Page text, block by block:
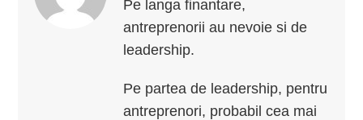
Pe langa finantare,
antreprenorii au nevoie si de
leadership.
Pe partea de leadership, pentru
antreprenori, probabil cea mai